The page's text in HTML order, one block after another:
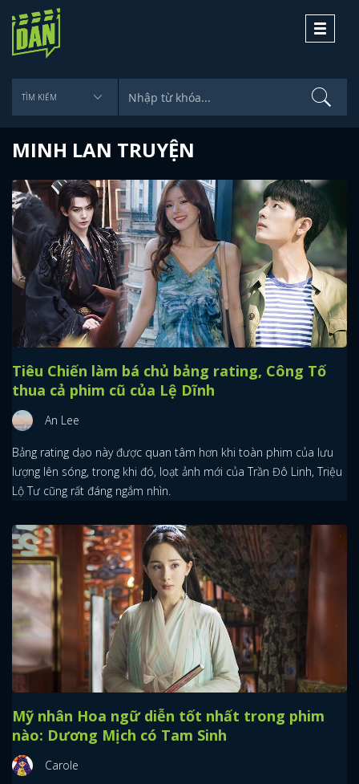
Toggle
MINH LAN TRUYỆN
Tiêu Chiến làm bá chủ bảng rating, Công Tố
thua cả phim cũ của Lệ Dĩnh
An Lee
Bảng rating dạo này được quan tâm hơn khi toàn phim của lưu
lượng lên sóng, trong khi đó, loạt ảnh mới của Trần Đô Linh, Triệu
Lộ Tư cũng rất đáng ngắm nhìn.
Mỹ nhân Hoa ngữ diễn tốt nhất trong phim
nào: Dương Mịch có Tam Sinh
Carole